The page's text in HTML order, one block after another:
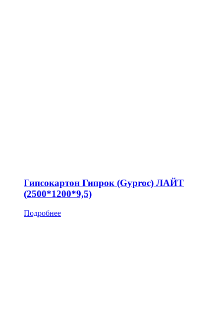
Гипсокартон Гипрок (Gyproc) ЛАЙТ
(2500*1200*9,5)
Подробнее